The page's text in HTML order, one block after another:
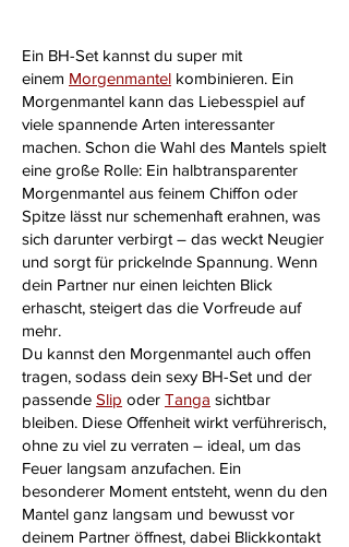
Ein BH-Set kannst du super mit
einem Morgenmantel kombinieren. Ein
Morgenmantel kann das Liebesspiel auf
viele spannende Arten interessanter
machen. Schon die Wahl des Mantels spielt
eine große Rolle: Ein halbtransparenter
Morgenmantel aus feinem Chiffon oder
Spitze lässt nur schemenhaft erahnen, was
sich darunter verbirgt – das weckt Neugier
und sorgt für prickelnde Spannung. Wenn
dein Partner nur einen leichten Blick
erhascht, steigert das die Vorfreude auf
mehr.
Du kannst den Morgenmantel auch offen
tragen, sodass dein sexy BH-Set und der
passende Slip oder Tanga sichtbar
bleiben. Diese Offenheit wirkt verführerisch,
ohne zu viel zu verraten – ideal, um das
Feuer langsam anzufachen. Ein
besonderer Moment entsteht, wenn du den
Mantel ganz langsam und bewusst vor
deinem Partner öffnest, dabei Blickkontakt